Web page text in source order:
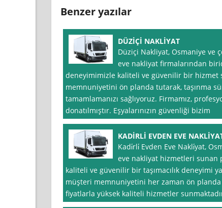
Benzer yazılar
DÜZİÇİ NAKLİYAT
Düziçi Nakliyat, Osmaniye ve
eve nakliyat firmalarından
deneyimimizle kaliteli ve güvenilir bir hizmet
memnuniyetini ön planda tutarak, taşınma
tamamlamanızı sağlıyoruz. Firmamız,
donatılmıştır. Eşyalarınızın güvenliği bizim
KADİRLİ EVDEN EVE
Kadi̇rli̇ Evden Eve Nakli̇yat,
eve nakliyat hizmetleri sunan
kaliteli ve güvenilir bir taşımacılık deneyimi
müşteri memnuniyetini her zaman ön
fiyatlarla yüksek kaliteli hizmetler